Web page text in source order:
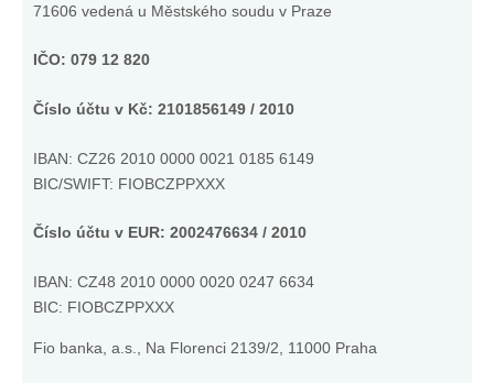
71606 vedená u Městského soudu v Praze
IČO: 079 12 820
Číslo účtu v Kč: 2101856149 / 2010
IBAN: CZ26 2010 0000 0021 0185 6149
BIC/SWIFT: FIOBCZPPXXX
Číslo účtu v EUR: 2002476634 / 2010
IBAN: CZ48 2010 0000 0020 0247 6634
BIC: FIOBCZPPXXX
Fio banka, a.s., Na Florenci 2139/2, 11000 Praha